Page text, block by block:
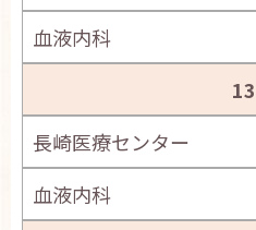
血液内科
13
長崎医療センター
血液内科